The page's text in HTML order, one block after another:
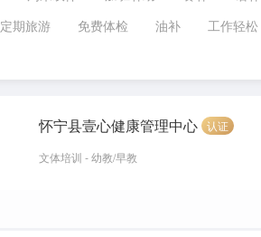
定期旅游 免费体检 油补 工作轻松
怀宁县壹心健康管理中心 认证
文体培训 - 幼教/早教